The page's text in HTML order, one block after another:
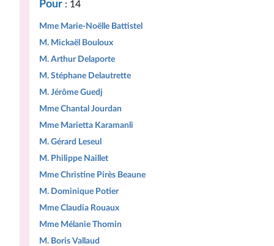
Pour : 14
Mme Marie-Noëlle Battistel
M. Mickaël Bouloux
M. Arthur Delaporte
M. Stéphane Delautrette
M. Jérôme Guedj
Mme Chantal Jourdan
Mme Marietta Karamanli
M. Gérard Leseul
M. Philippe Naillet
Mme Christine Pirès Beaune
M. Dominique Potier
Mme Claudia Rouaux
Mme Mélanie Thomin
M. Boris Vallaud